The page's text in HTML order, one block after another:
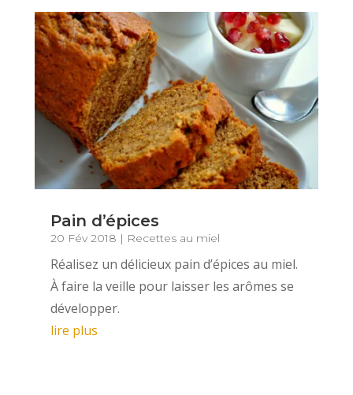
Pain d’épices
20 Fév 2018 | Recettes au miel
Réalisez un délicieux pain d’épices au miel.
À faire la veille pour laisser les arômes se
développer.
lire plus